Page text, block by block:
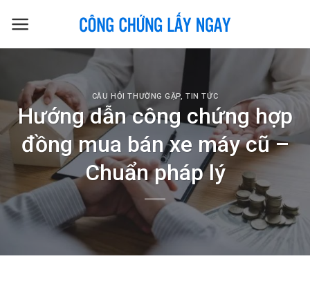
CÂU HỎI THƯỜNG GẶP,TIN TỨC
Hướng dẫn công chứng hợp
đồng mua bán xe máy cũ –
Chuẩn pháp lý